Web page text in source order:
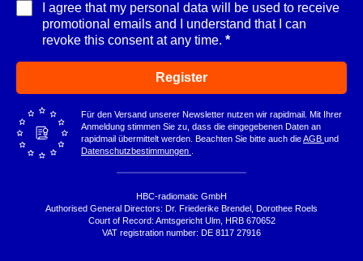
I agree that my personal data will be used to receive
promotional emails and I understand that I can
revoke this consent at any time.
Register
Für den Versand unserer Newsletter nutzen wir rapidmail. Mit Ihrer
Anmeldung stimmen Sie zu, dass die eingegebenen Daten an
rapidmail übermittelt werden. Beachten Sie bitte auch dieAGB und
Datenschutzbestimmungen
HBC-radiomatic GmbH
Authorised General Directors: Dr. Friederike Brendel, Dorothee Roels
Court of Record: Amtsgericht Ulm, HRB 670652
VAT registration number: DE 8117 27916